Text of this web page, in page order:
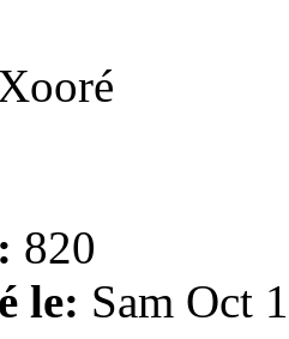
820
le: Sam Oct